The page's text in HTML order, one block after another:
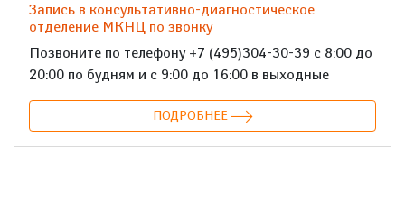
Запись в консультативно-диагностическое
отделение МКНЦ по звонку
Позвоните по телефону +7 (495)304-30-39 с 8:00 до
20:00 по будням и с 9:00 до 16:00 в выходные
ПОДРОБНЕЕ